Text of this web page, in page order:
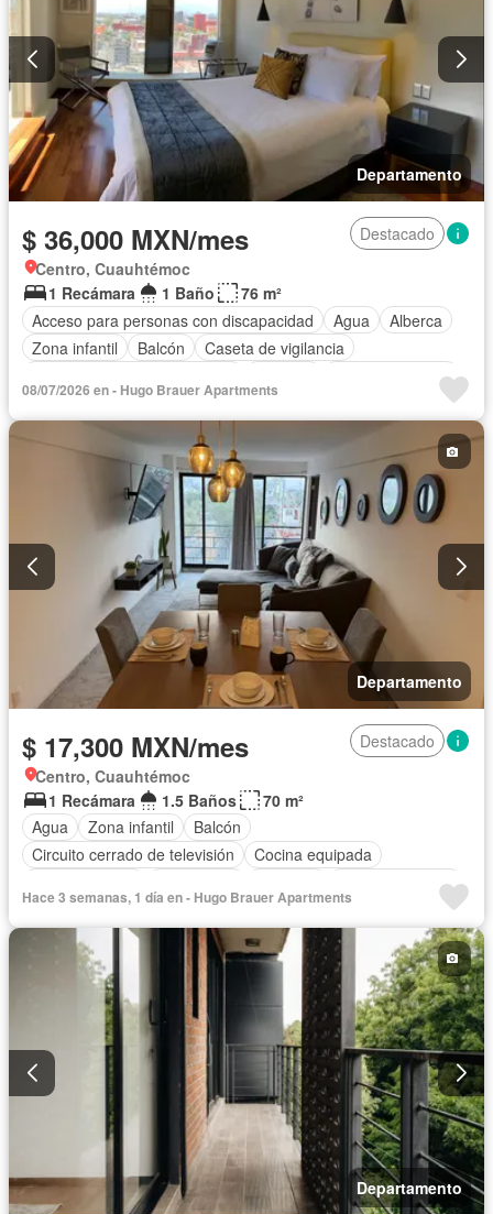
Departamento
$ 36,000 MXN/mes
Destacado
Centro, Cuauhtémoc
1 Recámara
1 Baño
76 m²
Acceso para personas con discapacidad
Agua
Alberca
Zona infantil
Balcón
Caseta de vigilancia
Cocina equipada
Cocina integral
Cuarto de Limpieza
Estacionamiento
Gimnasio
Internet Jardín
Despacho
Recámara con closet
Sala polivalente
Seguridad
Vista panorámica Completamente amueblado
08/07/2026 en - Hugo Brauer Apartments
Departamento
$ 17,300 MXN/mes
Destacado
Centro, Cuauhtémoc
1 Recámara
1.5 Baños
70 m²
Agua
Zona infantil
Balcón
Circuito cerrado de televisión
Cocina equipada
Estacionamiento
Recámara con closet
Azotea Seguridad
Completamente amueblado
Hace 3 semanas, 1 día en - Hugo Brauer Apartments
Departamento